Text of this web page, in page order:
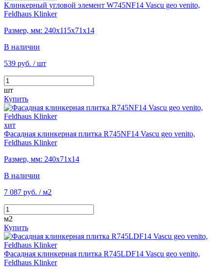
Клинкерный угловой элемент W745NF14 Vascu geo venito,
Feldhaus Klinker
Размер, мм: 240х115х71х14
В наличии
539 руб. / шт
шт
Купить
хит
Фасадная клинкерная плитка R745NF14 Vascu geo venito,
Feldhaus Klinker
Размер, мм: 240х71х14
В наличии
7 087 руб. / м2
м2
Купить
Фасадная клинкерная плитка R745LDF14 Vascu geo venito,
Feldhaus Klinker